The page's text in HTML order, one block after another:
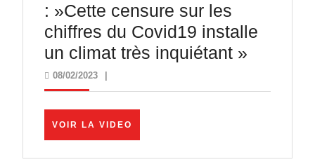
: »Cette censure sur les
chiffres du Covid19 installe
un climat très inquiétant »
Bron
sur
08/02/202308/02/2023
VOIR LA VIDEO